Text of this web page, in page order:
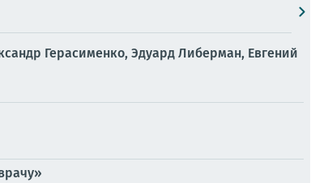
Герасименко, Эдуард Либерман, Евгений